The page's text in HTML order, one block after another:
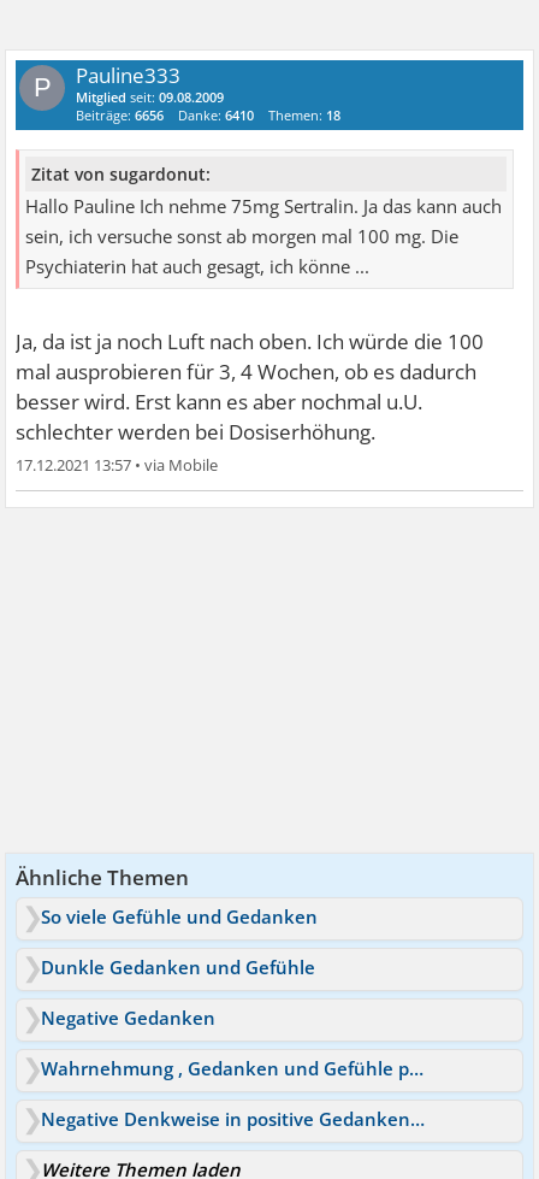
P Pauline333
Mitglied seit:09.08.2009
Beiträge:6656 Danke:6410 Themen: 18
Zitat von sugardonut:
Hallo Pauline Ich nehme 75mg Sertralin. Ja das kann auch
sein, ich versuche sonst ab morgen mal 100 mg. Die
Psychiaterin hat auch gesagt, ich könne ...
Ja, da ist ja noch Luft nach oben. Ich würde die 100
mal ausprobieren für 3, 4 Wochen, ob es dadurch
besser wird. Erst kann es aber nochmal u.U.
schlechter werden bei Dosiserhöhung.
17.12.2021 13:57 •
Ähnliche Themen
So viele Gefühle und Gedanken
Dunkle Gedanken und Gefühle
Negative Gedanken
Wahrnehmung , Gedanken und Gefühle passen nicht zusammen
Negative Denkweise in positive Gedanken umwandeln?
Weitere Themen laden